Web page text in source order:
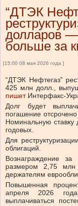
“ДТЭК
долларов —
больше за
[15:00 08 мая 2026 года ]
“ДТЭК Нефтегаз”
425 млн долл.,
пишет Интерфакс-
Долг будет
погашение
Номинальную ставку
годовых.
Для
облигаций.
Вознаграждение
размером 2,75
держателям
Повышенная
апреля 2026
выплачиваться